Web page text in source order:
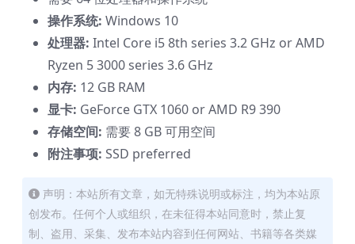
操作系统: Windows 10
处理器: Intel Core i5 8th series 3.2 GHz or AMD
Ryzen 5 3000 series 3.6 GHz
内存: 12 GB RAM
显卡: GeForce GTX 1060 or AMD R9 390
存储空间: 需要 8 GB 可用空间
附注事项: SSD preferred
声明：本站所有文章，如无特殊说明或标注，均为本站原
创发布。任何个人或组织，在未征得本站同意时，禁止复
制、盗用、采集、发布本站内容到任何网站、书籍等各类媒